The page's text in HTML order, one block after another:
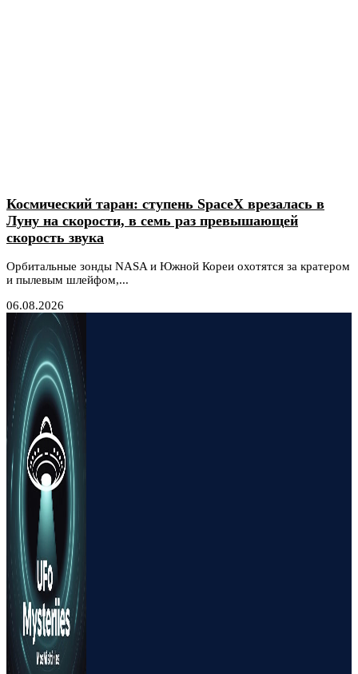
Космический таран: ступень SpaceX врезалась в
Луну на скорости, в семь раз превышающей
скорость звука
Орбитальные зонды NASA и Южной Кореи охотятся за кратером
и пылевым шлейфом,...
06.08.2026